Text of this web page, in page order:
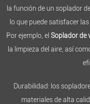
la función de un soplador
lo que puede satisfacer
Por ejemplo, el Soplador de
la limpieza del aire, así
Durabilidad: los
materiales de alta